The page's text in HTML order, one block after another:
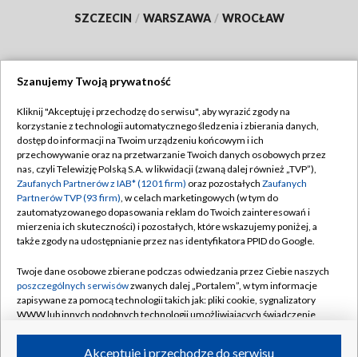
SZCZECIN / WARSZAWA / WROCŁAW
TVP
Abonament TVP
Emisja w TVP
Centrum informacji TVP
Naziemna Telewizja Cyfrowa
Rada Programowa
System NOS
Informacje o nadawcy
Regulamin TVP
Polityka prywatności
Moje zgody
Pomoc
Kontakt
Kanały
Szanujemy Twoją prywatność
Kliknij "Akceptuję i przechodzę do serwisu", aby wyrazić zgody na
korzystanie z technologii automatycznego śledzenia i zbierania danych,
dostęp do informacji na Twoim urządzeniu końcowym i ich
przechowywanie oraz na przetwarzanie Twoich danych osobowych przez
nas, czyli Telewizję Polską S.A. w likwidacji (zwaną dalej również „TVP”),
Zaufanych Partnerów z IAB* (1201 firm) oraz pozostałych Zaufanych
Partnerów TVP (93 firm), w celach marketingowych (w tym do
zautomatyzowanego dopasowania reklam do Twoich zainteresowań i
mierzenia ich skuteczności) i pozostałych, które wskazujemy poniżej, a
także zgody na udostępnianie przez nas identyfikatora PPID do Google.
Twoje dane osobowe zbierane podczas odwiedzania przez Ciebie naszych
poszczególnych serwisówzwanych dalej „Portalem”, w tym informacje
zapisywane za pomocą technologii takich jak: pliki cookie, sygnalizatory
WWW lub innych podobnych technologii umożliwiających świadczenie
Akceptuję i przechodzę do serwisu